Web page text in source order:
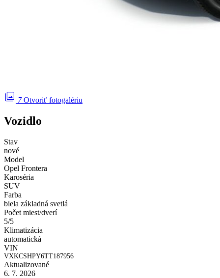
photo_library 7 Otvoriť fotogalériu
Vozidlo
Stav
nové
Model
Opel Frontera
Karoséria
SUV
Farba
biela základná svetlá
Počet miest/dverí
5/5
Klimatizácia
automatická
VIN
VXKCSHPY6TT187956
Aktualizované
6. 7. 2026